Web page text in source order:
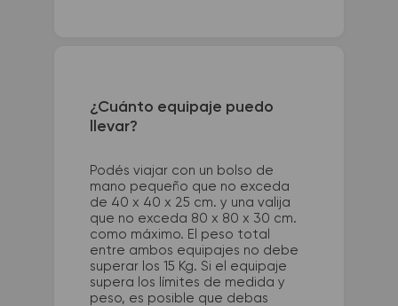
¿Cuánto equipaje puedo
llevar?
Podés viajar con un bolso de
mano pequeño que no exceda
de 40 x 40 x 25 cm. y una valija
que no exceda 80 x 80 x 30 cm.
como máximo. El peso total
entre ambos equipajes no debe
superar los 15 Kg. Si el equipaje
supera los límites de medida y
peso, es posible que debas